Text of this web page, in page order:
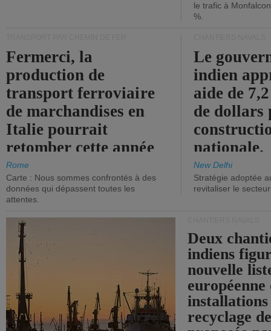
le trafic à
%.
Fermerci, la
production de
transport ferroviaire
de marchandises en
Italie pourrait
retomber cette année
aux niveaux de 2015.
Rome
Carte : Nous sommes confrontés à des
données qui dépassent toutes les
attentes.
Le
indien
aide de
de dollars
nationale.
New Delhi
Stratégie adoptée
revitaliser le secteur
Deux
indiens
nouvelle
européenne
installations
recyclage